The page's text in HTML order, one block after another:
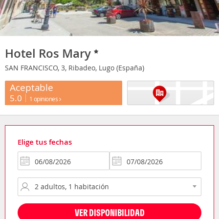
Hotel Ros Mary
SAN FRANCISCO, 3, Ribadeo, Lugo (España)
Aceptable
5.0 1 opiniones
Elige tus fechas
VER DISPONIBILIDAD